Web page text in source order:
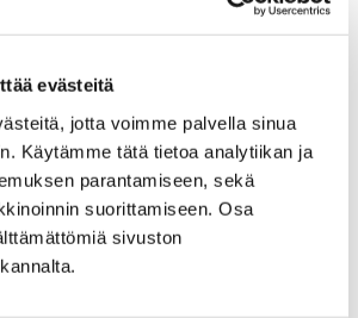
evästeitä
jotta voimme palvella sinua
Käytämme tätä tietoa analytiikan ja
parantamiseen, sekä
suorittamiseen. Osa
sivuston
seuroille
10.4.2025 työpajan yhteenveto
10.4.2025
yhteenveto